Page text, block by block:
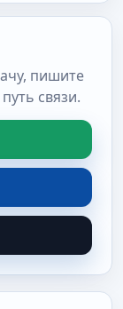
пишите
связи.